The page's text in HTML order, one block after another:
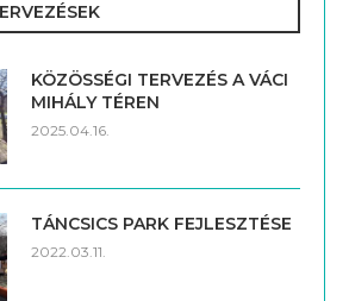
KÖZÖSSÉGI TERVEZÉS A VÁCI
MIHÁLY TÉREN
2025.04.16.
TÁNCSICS PARK FEJLESZTÉSE
2022.03.11.